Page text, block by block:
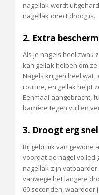
nagellak wordt
nagellak direct droog is.
2. Extra
Als je nagels heel zwak
kan gellak helpen om
Nagels krijgen heel wat
routine, en gellak helpt
Eenmaal aangebracht,
barrière tegen vuil en
3. Droogt erg snel
Bij gebruik van gewone
voordat de nagel
nagellak zijn
vanwege het langere
60 seconden, waardoor